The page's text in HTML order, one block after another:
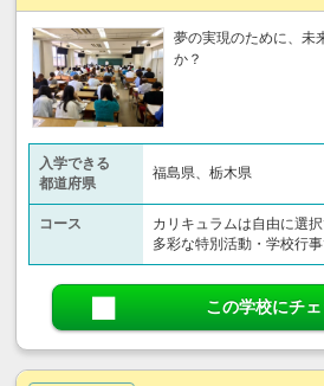
夢の実現のために、未
か？
入学できる
都道府県
福島県、栃木県
コース
カリキュラムは自由に選択
多彩な特別活動・学校行
この学校にチ